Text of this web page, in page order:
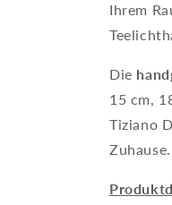
Ihrem
Die
15 cm,
Tiziano
Zuhause.